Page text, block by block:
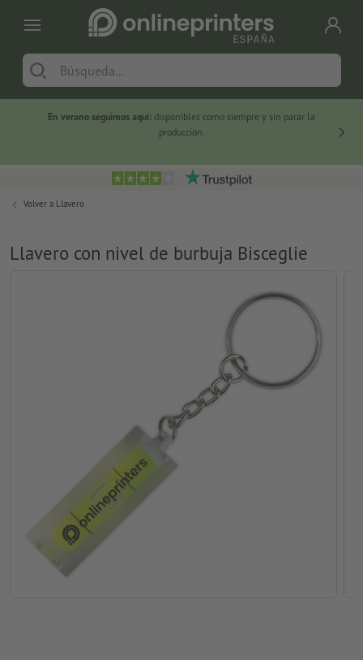
En verano seguimos aquí: disponibles como siempre y sin parar la
producción.
Volver a Llavero
Llavero con nivel de burbuja Bisceglie